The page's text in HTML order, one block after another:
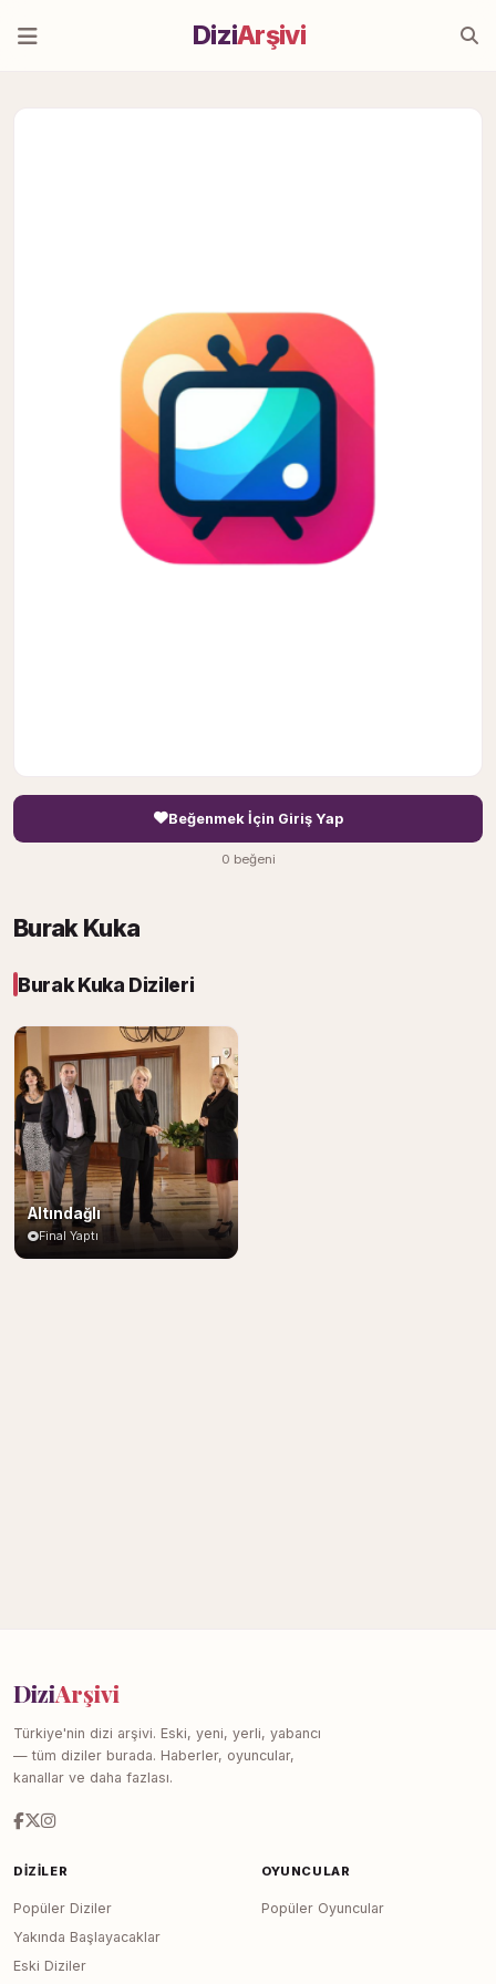
DiziArşivi
Beğenmek İçin Giriş Yap
0 beğeni
Burak Kuka
Burak Kuka Dizileri
Altındağlı
Final Yaptı
DiziArşivi
Türkiye'nin dizi arşivi. Eski, yeni, yerli, yabancı
— tüm diziler burada. Haberler, oyuncular,
kanallar ve daha fazlası.
DIZILER
Popüler Diziler
Yakında Başlayacaklar
Eski Diziler
OYUNCULAR
Popüler Oyuncular